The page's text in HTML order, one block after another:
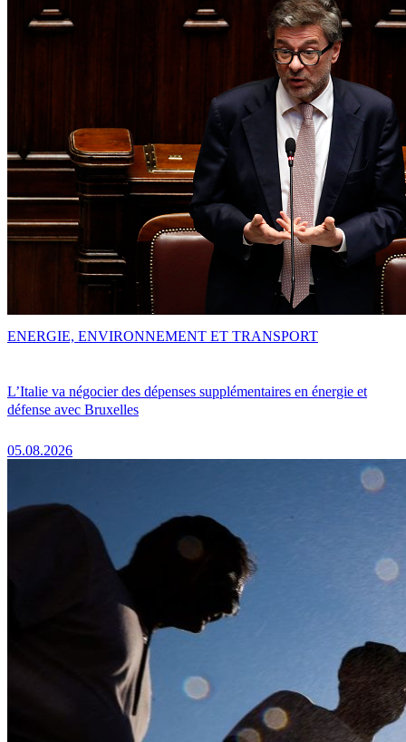
L’Italie va négocier des dépenses supplémentaires en énergie et
défense avec Bruxelles
05.08.2026
ENERGIE, ENVIRONNEMENT ET TRANSPORT